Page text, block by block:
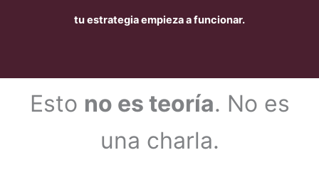
tu estrategia empieza a funcionar.
Esto no es teoría. No es
una charla.